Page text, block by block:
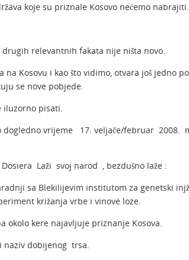
koje su priznale Kosovo nećemo nabrajiti.
relevantnih fakata nije ništa novo.
Kosovu i kao što vidimo, otvara još jedno
se nove pobjede.
iluzorno pisati.
dogledno vrijeme
17. veljače/februar 2008.
Laži svoj narod , bezdušno laže :
sa Blekilijevim institutom za genetski
križanja vrbe i vinove loze.
okolo kere najavljuje priznanje Kosova.
naziv dobijenog trsa.